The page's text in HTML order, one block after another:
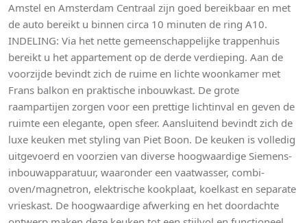
Amstel en Amsterdam Centraal zijn goed bereikbaar en met
de auto bereikt u binnen circa 10 minuten de ring A10.
INDELING: Via het nette gemeenschappelijke trappenhuis
bereikt u het appartement op de derde verdieping. Aan de
voorzijde bevindt zich de ruime en lichte woonkamer met
Frans balkon en praktische inbouwkast. De grote
raampartijen zorgen voor een prettige lichtinval en geven de
ruimte een elegante, open sfeer. Aansluitend bevindt zich de
luxe keuken met styling van Piet Boon. De keuken is volledig
uitgevoerd en voorzien van diverse hoogwaardige Siemens-
inbouwapparatuur, waaronder een vaatwasser, combi-
oven/magnetron, elektrische kookplaat, koelkast en separate
vrieskast. De hoogwaardige afwerking en het doordachte